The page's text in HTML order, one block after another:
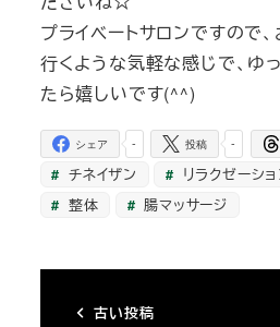
プライベートサロンですので
行くような気軽な感じで、ゆ
たら嬉しいです(^^)
-
シェア -
投稿
チネイザン リラクゼーショ
整体
腸マッサージ
古い投稿